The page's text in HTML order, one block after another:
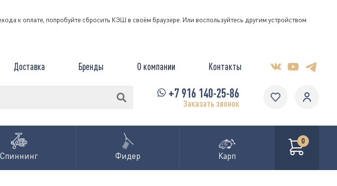
к оплате, попробуйте сбросить КЭШ в своём браузере. Или воспользуйтесь другим устройством
Доставка Бренды О компании Контакты
+7 916 140-25-86
Заказать звонок
Спиннинг Фидер Карп
0